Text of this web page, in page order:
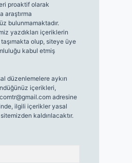
proaktif olarak
araştırma
bulunmamaktadır.
yazdıkları içeriklerin
olup, siteye üye
kabul etmiş
düzenlemelere aykırı
içerikleri,
adresine
ilgili içerikler yasal
kaldırılacaktır.